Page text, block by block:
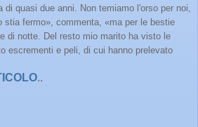
di quasi due anni. Non temiamo l'orso per noi,
stia fermo», commenta, «ma per le bestie
di notte. Del resto mio marito ha visto le
escrementi e peli, di cui hanno prelevato
..